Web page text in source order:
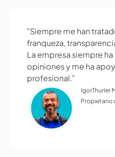
"Siempre me han
franqueza,
La empresa siempre
opiniones y me ha
profesional."
IgorThurler
Propietario